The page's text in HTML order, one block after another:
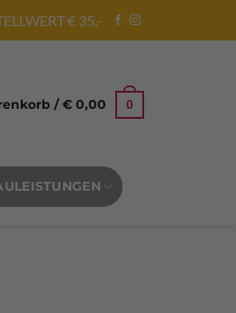
€ 35,-
/€ 0,00 0